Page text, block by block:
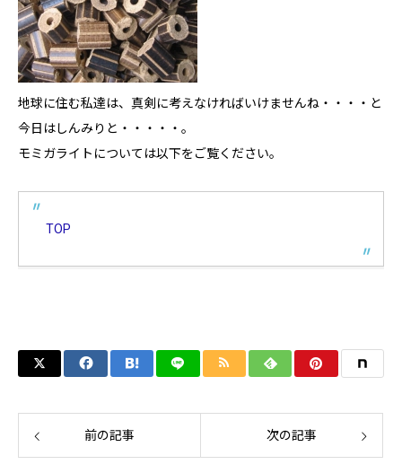
地球に住む私達は、真剣に考えなければいけませんね・・・・と
今日はしんみりと・・・・・。
モミガライトについては以下をご覧ください。
TOP
前の記事 次の記事